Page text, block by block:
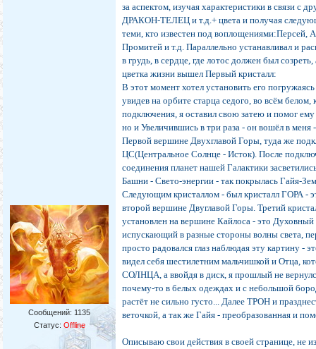
Сообщений: 1135
Статус: Offline
за аспектом, изучая характеристики в связи
ДРАКОН-ТЕЛЕЦ и т.д.+ цвета и получая
теми, кто известен под воплощениями:Персей,
Промитей и т.д. Параллельно устанавливал и
в грудь, в сердце, где лотос должен был
цветка жизни вышел Первый кристалл:
В этот момент хотел установить его
увидев на орбите старца седого, во всём
подключения, я оставил свою затею и помог
но и Увеличившись в три раза - он вошёл в
Первой вершине Двухглавой Горы, туда же
ЦС(Центральное Солнце - Исток). После
соединения планет нашей Галактики
Башни - Свето-энергии - так покрылась Гайя-
Следующим кристаллом - был кристалл ГОРА -
второй вершине Двуглавой Горы. Третий
установлен на вершине Кайлоса - это Духовный
испускающий в разные стороны волны света,
просто радовался глаз наблюдая эту картину -
видел себя шестилетним мальчишкой и Отца,
СОЛНЦА, а ввойдя в диск, я прошлый не
почему-то в белых одеждах и с небольшой
растёт не сильно густо... Далее ТРОН и
веточкой, а так же Гайя - преобразованная и
Описываю свои действия в своей странице,